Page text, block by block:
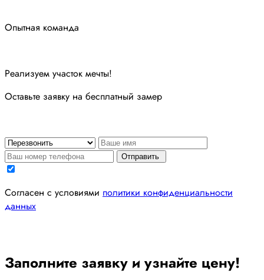
Опытная команда
Реализуем участок мечты!
Оставьте заявку на бесплатный замер
Отправить
Согласен с условиями политики конфиденциальности
данных
Заполните заявку и узнайте цену!